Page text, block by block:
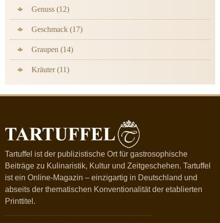
Genuss (12)
Geschmack (17)
Graupen (14)
Kräuter (11)
Tartuffel ist der publizistische Ort für gastrosophische
Beiträge zu Kulinaristik, Kultur und Zeitgeschehen. Tartuffel
ist ein Online-Magazin – einzigartig in Deutschland und
abseits der thematischen Konventionalität der etablierten
Printtitel.